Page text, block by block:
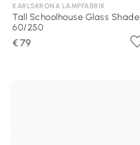
KARLSKRONA LAMPFABRIK
Tall Schoolhouse Glass Shade
60/250
€ 79